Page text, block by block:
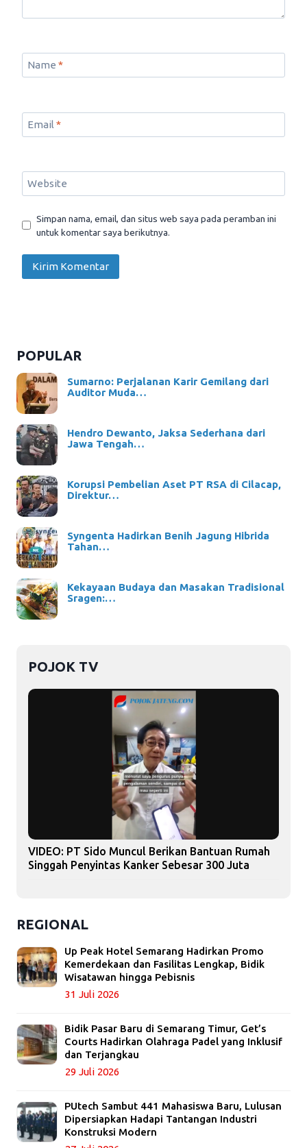
Name *
Email *
Website
Simpan nama, email, dan situs web saya pada peramban ini
untuk komentar saya berikutnya.
POPULAR
Sumarno: Perjalanan Karir Gemilang dari
Auditor Muda…
Hendro Dewanto, Jaksa Sederhana dari
Jawa Tengah…
Korupsi Pembelian Aset PT RSA di Cilacap,
Direktur…
Syngenta Hadirkan Benih Jagung Hibrida
Tahan…
Kekayaan Budaya dan Masakan Tradisional
Sragen:…
POJOK TV
VIDEO: PT Sido Muncul Berikan Bantuan Rumah
Singgah Penyintas Kanker Sebesar 300 Juta
REGIONAL
Up Peak Hotel Semarang Hadirkan Promo
Kemerdekaan dan Fasilitas Lengkap, Bidik
Wisatawan hingga Pebisnis
31 Juli 2026
Bidik Pasar Baru di Semarang Timur, Get’s
Courts Hadirkan Olahraga Padel yang Inklusif
dan Terjangkau
29 Juli 2026
PUtech Sambut 441 Mahasiswa Baru, Lulusan
Dipersiapkan Hadapi Tantangan Industri
Konstruksi Modern